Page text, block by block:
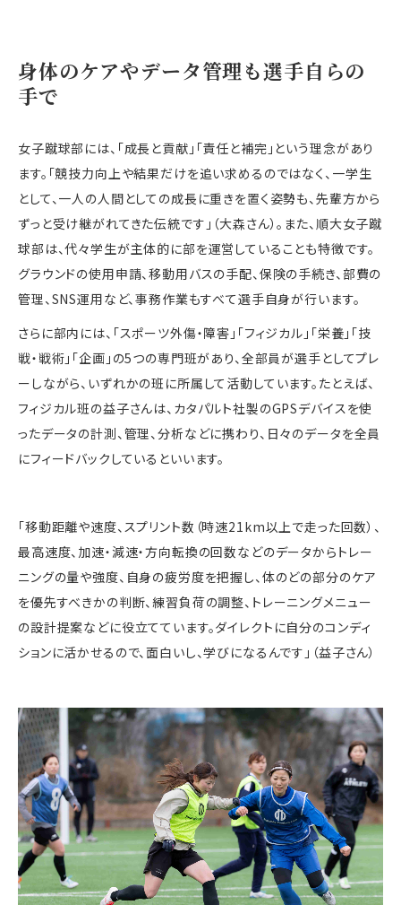
身体のケアやデータ管理も選手自らの
手で
女子蹴球部には、「成長と貢献」「責任と補完」という理念があり
ます。「競技力向上や結果だけを追い求めるのではなく、一学生
として、一人の人間としての成長に重きを置く姿勢も、先輩方から
ずっと受け継がれてきた伝統です」（大森さん）。また、順大女子蹴
球部は、代々学生が主体的に部を運営していることも特徴です。
グラウンドの使用申請、移動用バスの手配、保険の手続き、部費の
管理、SNS運用など、事務作業もすべて選手自身が行います。
さらに部内には、「スポーツ外傷・障害」「フィジカル」「栄養」「技
戦・戦術」「企画」の5つの専門班があり、全部員が選手としてプレ
ーしながら、いずれかの班に所属して活動しています。たとえば、
フィジカル班の益子さんは、カタパルト社製のGPSデバイスを使
ったデータの計測、管理、分析などに携わり、日々のデータを全員
にフィードバックしているといいます。
「移動距離や速度、スプリント数（時速21km以上で走った回数）、
最高速度、加速・減速・方向転換の回数などのデータからトレー
ニングの量や強度、自身の疲労度を把握し、体のどの部分のケア
を優先すべきかの判断、練習負荷の調整、トレーニングメニュー
の設計提案などに役立てています。ダイレクトに自分のコンディ
ションに活かせるので、面白いし、学びになるんです」（益子さん）